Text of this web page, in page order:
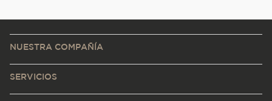
NUESTRA COMPAÑÍA
SERVICIOS